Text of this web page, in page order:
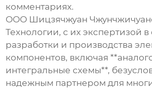
комментариях.
ООО Шицзячжуан
Технологии, с их экспертизой в
разработки и производства
компонентов, включая
интегральные схемы**,
надежным партнером для